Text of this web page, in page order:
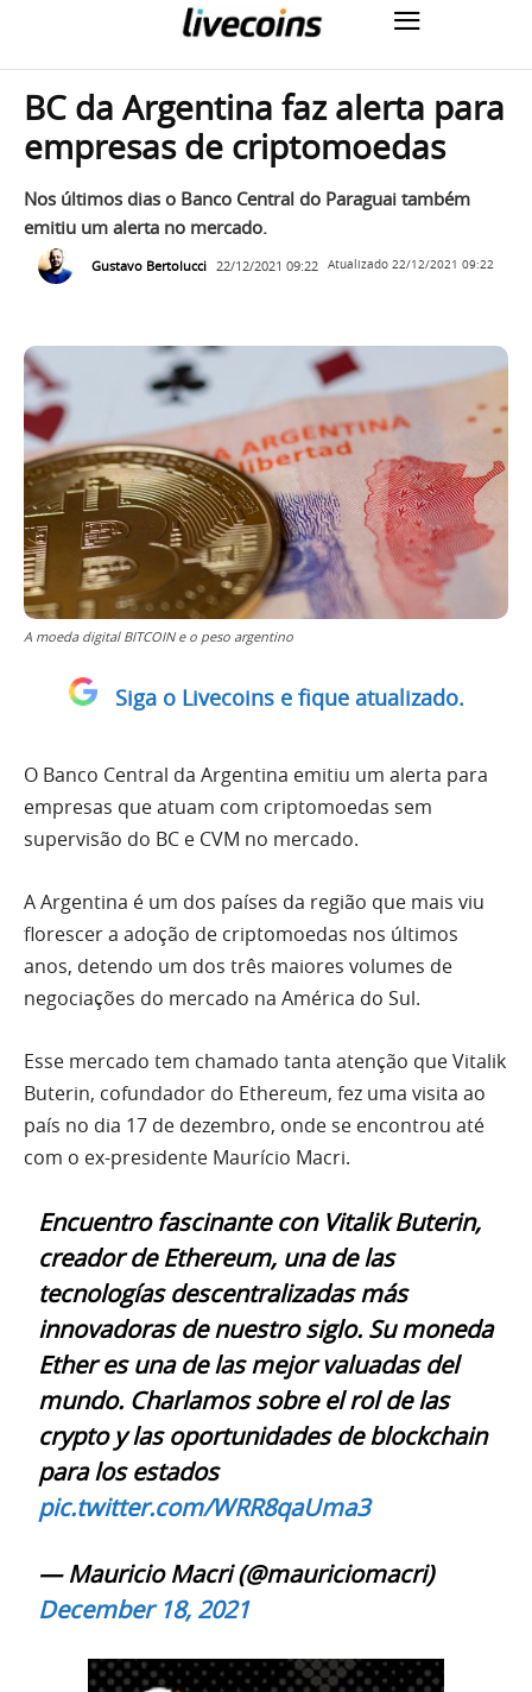
BC da Argentina faz alerta para
empresas de criptomoedas
Nos últimos dias o Banco Central do Paraguai também
emitiu um alerta no mercado.
Gustavo Bertolucci 22/12/2021 09:22 Atualizado 22/12/2021 09:22
A moeda digital BITCOIN e o peso argentino
Siga o Livecoins e fique atualizado.
O Banco Central da Argentina emitiu um alerta para
empresas que atuam com criptomoedas sem
supervisão do BC e CVM no mercado.
A Argentina é um dos países da região que mais viu
florescer a adoção de criptomoedas nos últimos
anos, detendo um dos três maiores volumes de
negociações do mercado na América do Sul.
Esse mercado tem chamado tanta atenção que Vitalik
Buterin, cofundador do Ethereum, fez uma visita ao
país no dia 17 de dezembro, onde se encontrou até
com o ex-presidente Maurício Macri.
Encuentro fascinante con Vitalik Buterin,
creador de Ethereum, una de las
tecnologías descentralizadas más
innovadoras de nuestro siglo. Su moneda
Ether es una de las mejor valuadas del
mundo. Charlamos sobre el rol de las
crypto y las oportunidades de blockchain
para los estados
pic.twitter.com/WRR8qaUma3
— Mauricio Macri (@mauriciomacri)
December 18, 2021